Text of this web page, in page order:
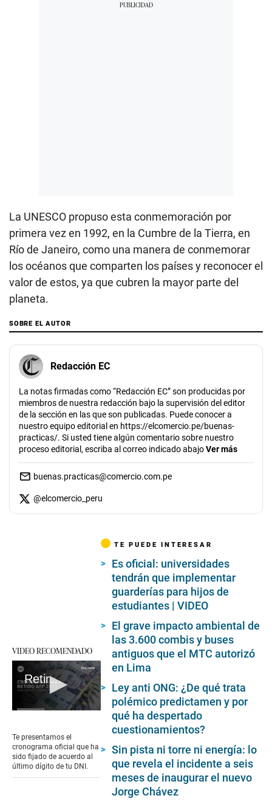
La UNESCO propuso esta conmemoración por
primera vez en 1992, en la Cumbre de la Tierra, en
Río de Janeiro, como una manera de conmemorar
los océanos que comparten los países y reconocer el
valor de estos, ya que cubren la mayor parte del
planeta.
SOBRE EL AUTOR
Redacción EC
La notas firmadas como “Redacción EC” son producidas por
miembros de nuestra redacción bajo la supervisión del editor
de la sección en las que son publicadas. Puede conocer a
nuestro equipo editorial en https://elcomercio.pe/buenas-
practicas/. Si usted tiene algún comentario sobre nuestro
proceso editorial, escriba al correo indicado abajoVer más
buenas.practicas@comercio.com.pe
@elcomercio_peru
VIDEO RECOMENDADO
Retiro AFP 2024: conoce el cronograma oficial para presentar la solicitud según el número de DNI
of
2
minutes,
23
seconds
Te presentamos el
cronograma oficial que ha
sido fijado de acuerdo al
último dígito de tu DNI.
TE PUEDE INTERESAR
Es oficial: universidades
tendrán que implementar
guarderías para hijos de
estudiantes | VIDEO
El grave impacto ambiental de
las 3.600 combis y buses
antiguos que el MTC autorizó
en Lima
Ley anti ONG: ¿De qué trata
polémico predictamen y por
qué ha despertado
cuestionamientos?
Sin pista ni torre ni energía: lo
que revela el incidente a seis
meses de inaugurar el nuevo
Jorge Chávez